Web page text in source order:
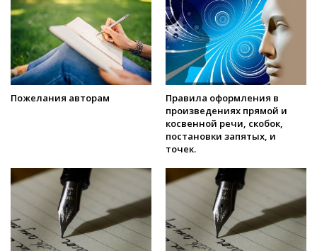
Пожелания авторам
Правила оформления в
произведениях прямой и
косвенной речи, скобок,
постановки запятых, и
точек.